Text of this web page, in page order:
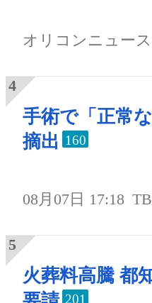
オリコンニュース
手術で「正常
摘出 160
08月07日 17:18
火葬料高騰 都
201